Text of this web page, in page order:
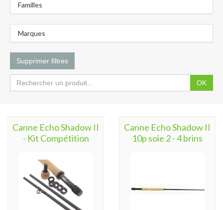
Familles
Marques
Supprimer filtres
OK
Canne Echo Shadow II
- Kit Compétition
Canne Echo Shadow II
10p soie 2 - 4 brins